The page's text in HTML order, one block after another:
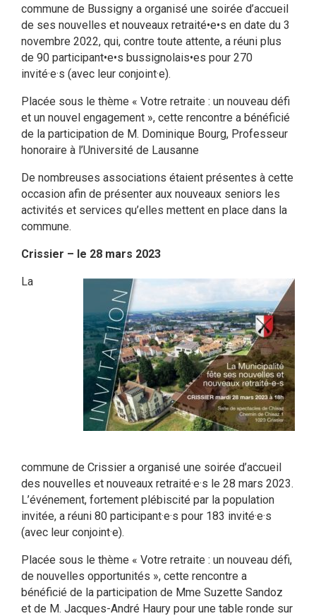
commune de Bussigny a organisé une soirée d’accueil
de ses nouvelles et nouveaux retraité•e•s en date du 3
novembre 2022, qui, contre toute attente, a réuni plus
de 90 participant•e•s bussignolais•es pour 270
invité·e·s (avec leur conjoint·e).
Placée sous le thème « Votre retraite : un nouveau défi
et un nouvel engagement », cette rencontre a bénéficié
de la participation de M. Dominique Bourg, Professeur
honoraire à l’Université de Lausanne
De nombreuses associations étaient présentes à cette
occasion afin de présenter aux nouveaux seniors les
activités et services qu’elles mettent en place dans la
commune.
Crissier – le 28 mars 2023
La
commune de Crissier a organisé une soirée d’accueil
des nouvelles et nouveaux retraité·e·s le 28 mars 2023.
L’événement, fortement plébiscité par la population
invitée, a réuni 80 participant·e·s pour 183 invité·e·s
(avec leur conjoint·e).
Placée sous le thème « Votre retraite : un nouveau défi,
de nouvelles opportunités », cette rencontre a
bénéficié de la participation de Mme Suzette Sandoz
et de M. Jacques-André Haury pour une table ronde sur